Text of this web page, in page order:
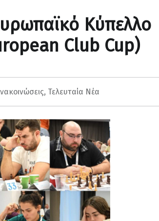
Κύπελλο
Club Cup)
, Τελευταία Νέα